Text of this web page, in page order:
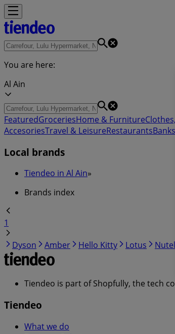
You are here:
Al Ain
FeaturedGroceriesHome & Furniture
AccesoriesTravel & LeisureRestaurants
Local brands
Tiendeo in Al Ain»
Brands index
1
Dyson
Amber Hello Kitty Lotus
Tiendeo is part of Shopfully, the tech
Tiendeo
What we do